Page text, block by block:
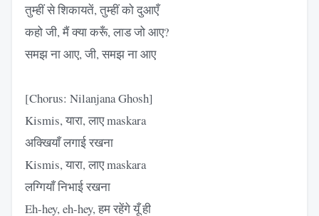
तुम्हीं से शिकायतें, तुम्हीं को दुआएँ
कहो जी, मैं क्या करूँ, लाड जो आए?
समझ ना आए, जी, समझ ना आए
[Chorus: Nilanjana Ghosh]
Kismis, यारा, लाए maskara
अक्खियाँ लगाई रखना
Kismis, यारा, लाए maskara
लग्गियाँ निभाई रखना
Eh-hey, eh-hey, हम रहेंगे यूँ ही